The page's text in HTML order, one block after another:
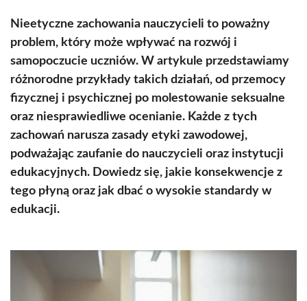
Nieetyczne zachowania nauczycieli to poważny
problem, który może wpływać na rozwój i
samopoczucie uczniów. W artykule przedstawiamy
różnorodne przykłady takich działań, od przemocy
fizycznej i psychicznej po molestowanie seksualne
oraz niesprawiedliwe ocenianie. Każde z tych
zachowań narusza zasady etyki zawodowej,
podważając zaufanie do nauczycieli oraz instytucji
edukacyjnych. Dowiedz się, jakie konsekwencje z
tego płyną oraz jak dbać o wysokie standardy w
edukacji.